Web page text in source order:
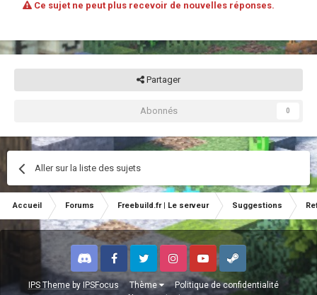
Ce sujet ne peut plus recevoir de nouvelles réponses.
Partager
Abonnés 0
Aller sur la liste des sujets
Accueil Forums Freebuild.fr | Le serveur Suggestions
IPS Themeby IPSFocus Thème
Politique de confidentialité
Discord FacebookTwitter InstagramYoutubeSteam